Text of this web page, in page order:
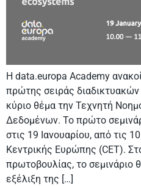
Η data.europa Academy
πρώτης σειράς διαδικτυακών
κύριο θέμα την Τεχνητή
Δεδομένων. Το πρώτο
στις 19 Ιανουαρίου, από τις
Κεντρικής Ευρώπης (CET).
πρωτοβουλίας, το σεμινάριο
εξέλιξη της […]